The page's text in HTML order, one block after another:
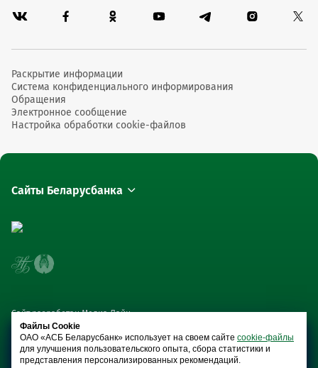
Раскрытие информации
Система конфиденциального информирования
Обращения
Электронное сообщение
Настройка обработки cookie-файлов
Сайты Беларусбанка
Сайт разработан Медиа Лайн
Файлы Cookie
ОАО «АСБ Беларусбанк» использует на своем сайте cookie-файлы
для улучшения пользовательского опыта, сбора статистики и
представления персонализированных рекомендаций.